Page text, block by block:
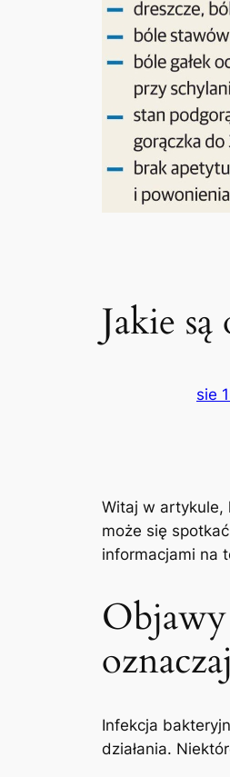
Jakie
sie
Witaj w artykule,
może ⁢się
informacjami⁢ na
Infekcja
działania.